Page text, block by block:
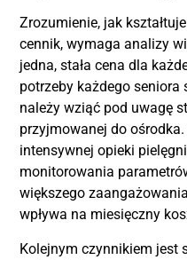
Zrozumienie, jak
cennik, wymaga analizy
jedna, stała cena dla
potrzeby każdego seniora
należy wziąć pod uwagę
przyjmowanej do
intensywnej opieki
monitorowania
większego
wpływa na miesięczny
Kolejnym czynnikiem jest